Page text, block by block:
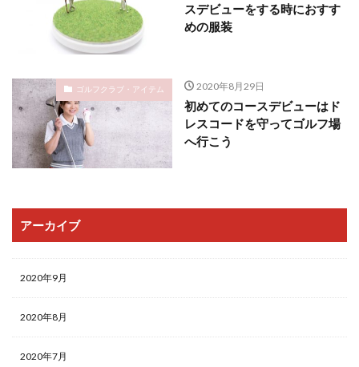
スデビューをする時におすす
めの服装
ゴルフクラブ・アイテム 2020年8月29日
初めてのコースデビューはド
レスコードを守ってゴルフ場
へ行こう
アーカイブ
2020年9月
2020年8月
2020年7月